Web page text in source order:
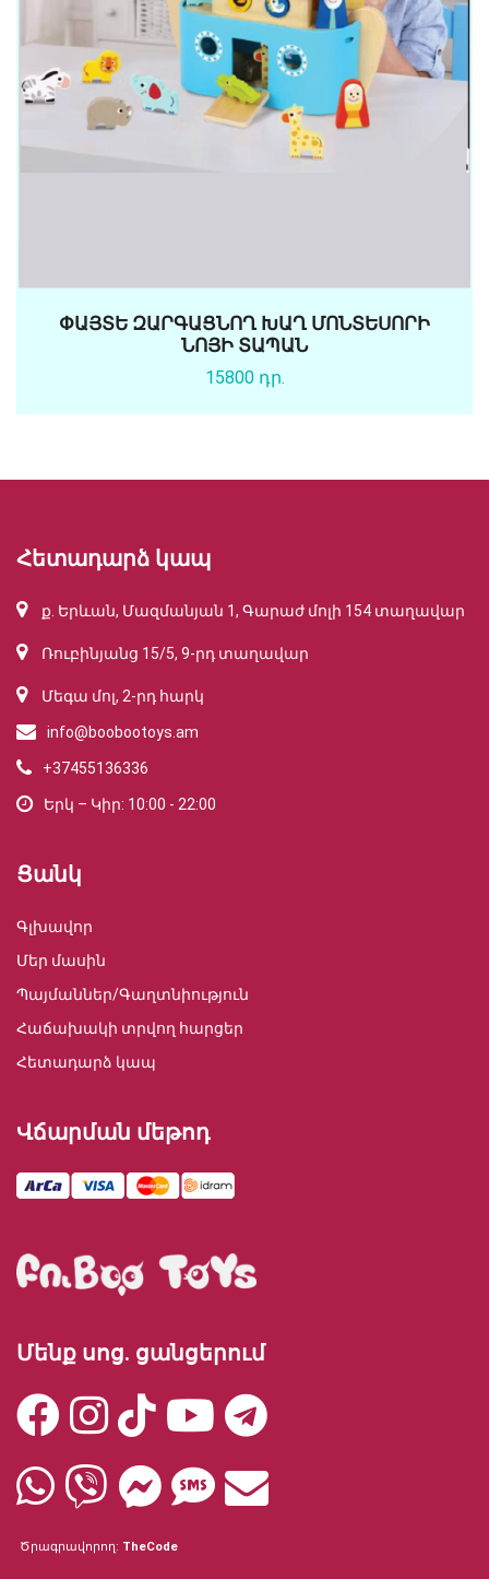
ՓԱՅՏԵ ԶԱՐԳԱՑՆՈՂ ԽԱՂ ՄՈՆՏԵՍՈՐԻ
ՆՈՅԻ ՏԱՊԱՆ
15800 դր.
Հետադարձ կապ
ք. Երևան, Մազմանյան 1, Գարաժ մոլի 154 տաղավար
Ռուբինյանց 15/5, 9-րդ տաղավար
Մեգա մոլ, 2-րդ հարկ
info@boobootoys.am
+37455136336
Երկ – Կիր: 10:00 - 22:00
Ցանկ
Գլխավոր
Մեր մասին
Պայմաններ/Գաղտնիություն
Հաճախակի տրվող հարցեր
Հետադարձ կապ
Վճարման մեթոդ
Մենք սոց. ցանցերում
Ծրագրավորող: TheCode